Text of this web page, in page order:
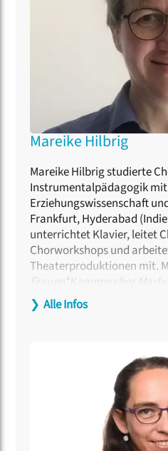
Mareike Hilbrig
Mareike Hilbrig studierte
Instrumentalpädagogik
Erziehungswissenschaft
Frankfurt, Hyderabad
unterrichtet Klavier, leitet
Chorworkshops und
Theaterproduktionen mit.
Frauen*Kammerchor
Musik von Komponistinnen
Chor 2021 der
„Kantorin“. Als Mitglied
des Internationalen
koordiniert sie das Forum
zudem Mitherausgeberin
Voices. Chormusik von
und Altstimmen“, das im
❯ Alle Infos